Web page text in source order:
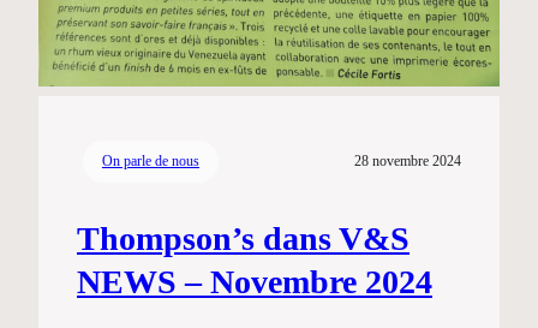
On parle de nous 28 novembre 2024
Thompson’s dans V&S
NEWS – Novembre 2024